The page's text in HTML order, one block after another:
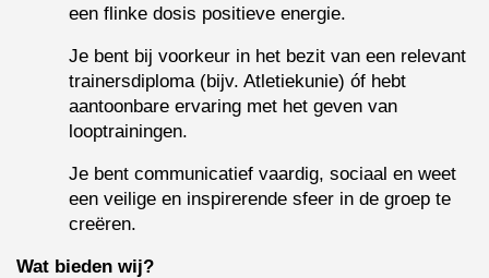
een flinke dosis positieve energie.
Je bent bij voorkeur in het bezit van een relevant
trainersdiploma (bijv. Atletiekunie) óf hebt
aantoonbare ervaring met het geven van
looptrainingen.
Je bent communicatief vaardig, sociaal en weet
een veilige en inspirerende sfeer in de groep te
creëren.
Wat bieden wij?